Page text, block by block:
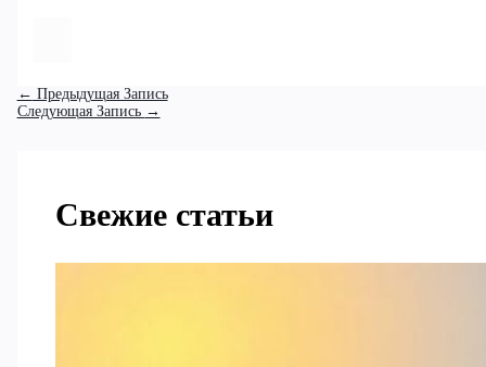
← Предыдущая Запись
Следующая Запись →
Свежие статьи